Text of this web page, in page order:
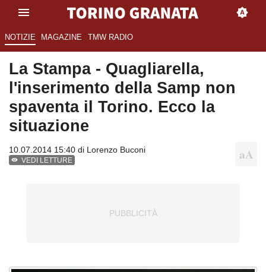
NOTIZIE MAGAZINE TMW RADIO
La Stampa - Quagliarella,
l'inserimento della Samp non
spaventa il Torino. Ecco la
situazione
10.07.2014 15:40 di Lorenzo Buconi
VEDI LETTURE